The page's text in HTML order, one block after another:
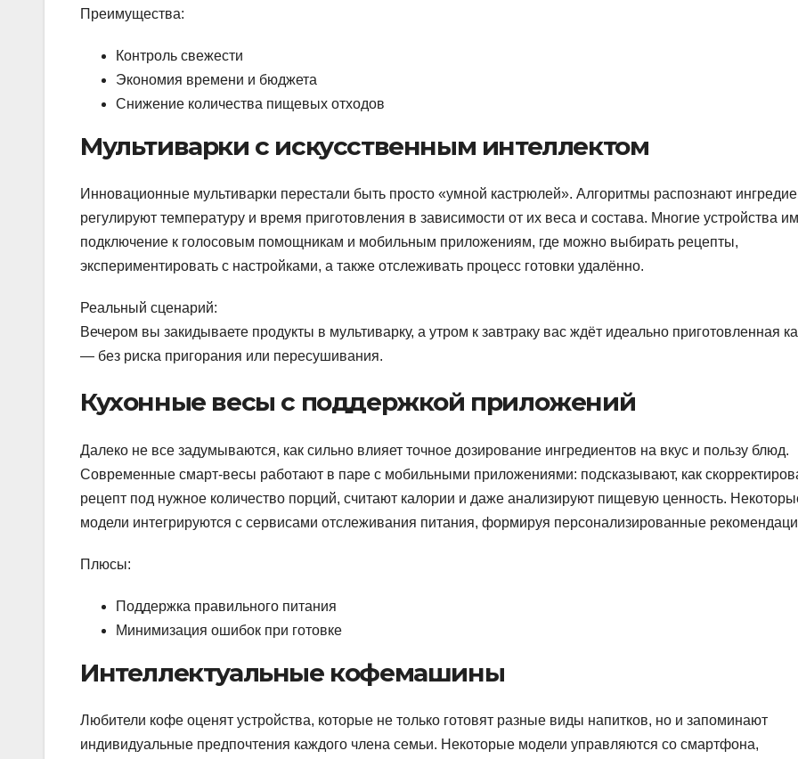
Преимущества:
Контроль свежести
Экономия времени и бюджета
Снижение количества пищевых отходов
Мультиварки с искусственным интеллектом
Инновационные мультиварки перестали быть просто «умной кастрюлей». Алгоритмы распознают
регулируют температуру и время приготовления в зависимости от их веса и состава. Многие устройства
подключение к голосовым помощникам и мобильным приложениям, где можно выбирать рецепты,
экспериментировать с настройками, а также отслеживать процесс готовки удалённо.
Реальный сценарий:
Вечером вы закидываете продукты в мультиварку, а утром к завтраку вас ждёт идеально приготовленная
— без риска пригорания или пересушивания.
Кухонные весы с поддержкой приложений
Далеко не все задумываются, как сильно влияет точное дозирование ингредиентов на вкус и пользу блюд.
Современные смарт-весы работают в паре с мобильными приложениями: подсказывают, как
рецепт под нужное количество порций, считают калории и даже анализируют пищевую ценность.
модели интегрируются с сервисами отслеживания питания, формируя персонализированные
Плюсы:
Поддержка правильного питания
Минимизация ошибок при готовке
Интеллектуальные кофемашины
Любители кофе оценят устройства, которые не только готовят разные виды напитков, но и запоминают
индивидуальные предпочтения каждого члена семьи. Некоторые модели управляются со смартфона,